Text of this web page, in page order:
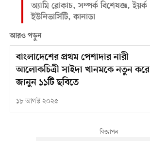
অ্যামি রোকাচ, সম্পর্ক বিশেষজ্ঞ, ইয়র্ক
ইউনিভার্সিটি, কানাডা
আরও পড়ুন
বাংলাদেশের প্রথম পেশাদার নারী
আলোকচিত্রী সাইদা খানমকে নতুন করে
জানুন ১১টি ছবিতে
১৮ আগস্ট ২০২৫